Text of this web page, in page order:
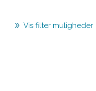
Vis filter muligheder